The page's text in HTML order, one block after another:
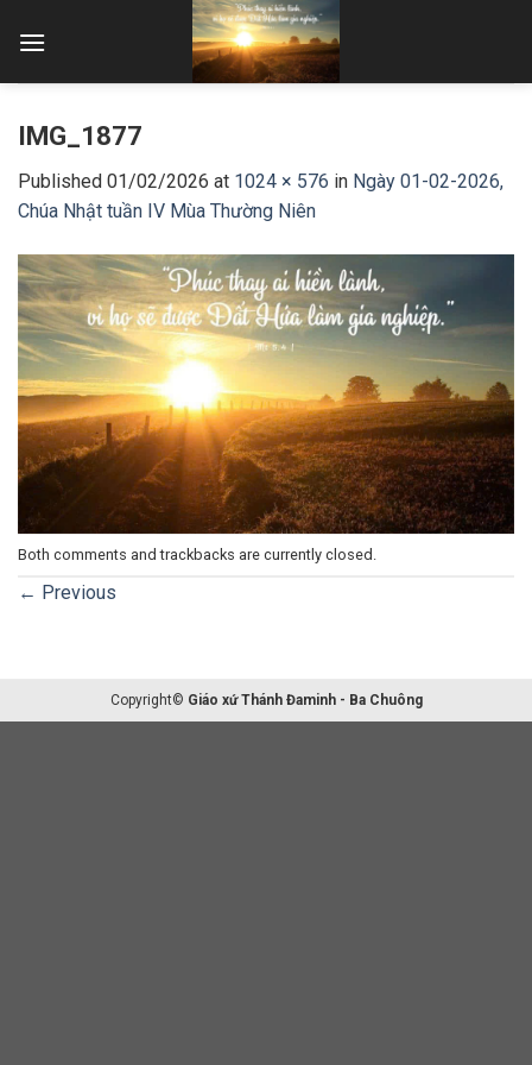
IMG_1877
Published 01/02/2026 at 1024 × 576 in Ngày 01-02-2026,
Chúa Nhật tuần IV Mùa Thường Niên
Both comments and trackbacks are currently closed.
← Previous
Copyright© Giáo xứ Thánh Đaminh - Ba Chuông